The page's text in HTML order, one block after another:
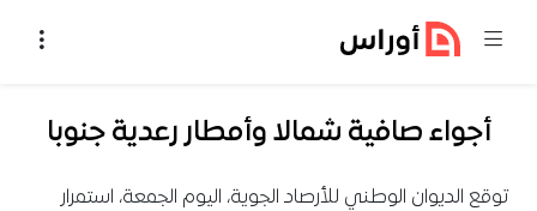
أجواء صافية شمالا وأمطار رعدية جنوبا
توقع الديوان الوطني للأرصاد الجوية، اليوم الجمعة، استمرار